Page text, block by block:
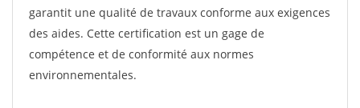
garantit une qualité de travaux conforme aux exigences
des aides. Cette certification est un gage de
compétence et de conformité aux normes
environnementales.